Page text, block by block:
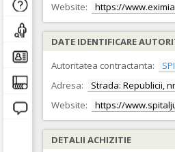
Website:
https://
DATE IDENTIFICARE
Autoritatea contractanta:
Adresa:
Strada: Republicii,
Website:
https://
DETALII ACHIZITIE